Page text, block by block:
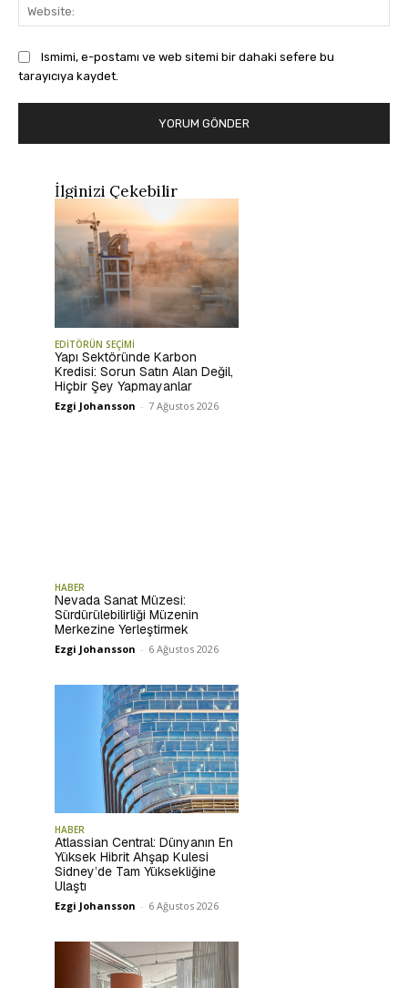
Ismimi, e-postamı ve web sitemi bir dahaki sefere bu
tarayıcıya kaydet.
İlginizi Çekebilir
EDİTÖRÜN SEÇİMİ
Yapı Sektöründe Karbon
Kredisi: Sorun Satın Alan Değil,
Hiçbir Şey Yapmayanlar
Ezgi Johansson - 7 Ağustos 2026
HABER
Nevada Sanat Müzesi:
Sürdürülebilirliği Müzenin
Merkezine Yerleştirmek
Ezgi Johansson - 6 Ağustos 2026
HABER
Atlassian Central: Dünyanın En
Yüksek Hibrit Ahşap Kulesi
Sidney’de Tam Yüksekliğine
Ulaştı
Ezgi Johansson - 6 Ağustos 2026